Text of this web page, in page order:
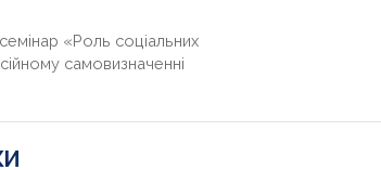
«Роль соціальних
самовизначенні